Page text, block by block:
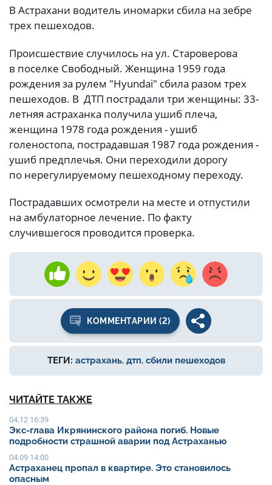
В Астрахани водитель иномарки сбила на зебре
трех пешеходов.
Происшествие случилось на ул. Староверова
в поселке Свободный. Женщина 1959 года
рождения за рулем "Hyundai" сбила разом трех
пешеходов. В ДТП пострадали три женщины: 33-
летняя астраханка получила ушиб плеча,
женщина 1978 года рождения - ушиб
голеностопа, пострадавшая 1987 года рождения -
ушиб предплечья. Они переходили дорогу
по нерегулируемому пешеходному переходу.
Пострадавших осмотрели на месте и отпустили
на амбулаторное лечение. По факту
случившегося проводится проверка.
КОММЕНТАРИИ (2)
ТЕГИ: астрахань, дтп, сбили пешеходов
ЧИТАЙТЕ ТАКЖЕ
04.12 16:39
Экс-глава Икрянинского района погиб. Новые
подробности страшной аварии под Астраханью
04.09 14:00
Астраханец пропал в квартире. Это становилось
опасным